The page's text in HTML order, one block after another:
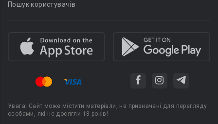
Пошук користувачів
Увага! Сайт може містити матеріали, не призначені для перегляду
особами, які не досягли 18 років!